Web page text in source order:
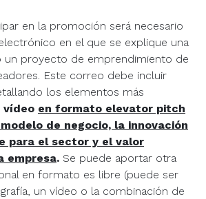
en la promoción será necesario
en el que se explique una
un proyecto de emprendimiento de
Este correo debe incluir
los elementos más
vídeo en formato elevator pitch
de negocio, la innovación
para el sector y el valor
empresa. Se puede aportar otra
en formato es libre (puede ser
un vídeo o la combinación de